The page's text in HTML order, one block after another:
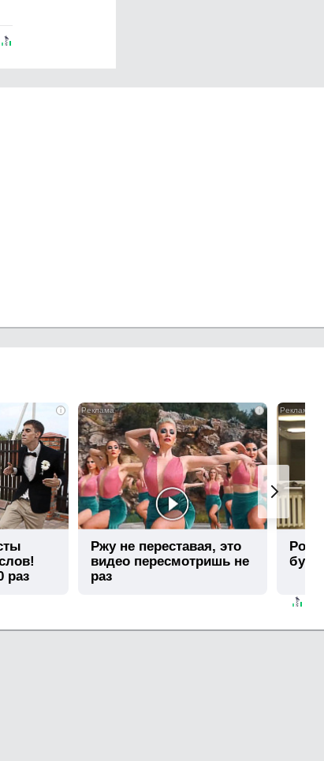
i
раз
i
Ржу не переставая, это
видео пересмотришь не
раз